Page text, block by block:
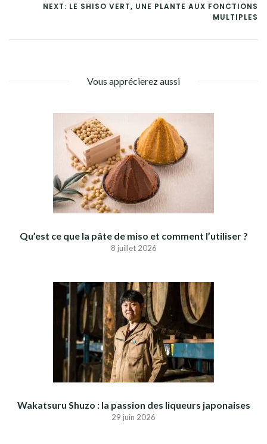
NEXT: LE SHISO VERT, UNE PLANTE AUX FONCTIONS
MULTIPLES
Vous apprécierez aussi
Qu’est ce que la pâte de miso et comment l’utiliser ?
8 juillet 2026
Wakatsuru Shuzo : la passion des liqueurs japonaises
29 juin 2026